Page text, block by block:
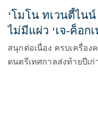
‘โมโน ทเวนตี้ไน
ไม่มีแผ่ว ‘เจ-ค็อก
ยัวร์บอยทีเจ’ โชว์
สนุกต่อเนื่อง ครบเครื่อ
ดนตรีเทศกาลส่งท้ายปีเ